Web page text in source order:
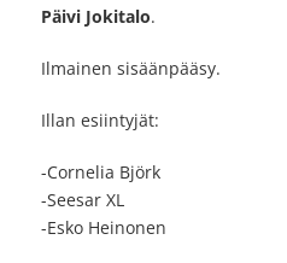
Päivi Jokitalo.
Ilmainen sisäänpääsy.
Illan esiintyjät:
-Cornelia Björk
-Seesar XL
-Esko Heinonen